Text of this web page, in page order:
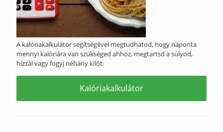
A kalóriakalkulátor segítségével megtudhatod, hogy naponta
mennyi kalóriára van szükséged ahhoz, megtartsd a súlyod,
hízzál vagy fogyj néhány kilót.
Kalóriakalkulátor